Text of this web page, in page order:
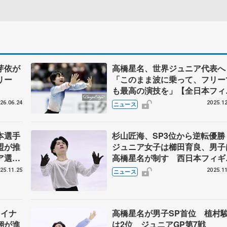
依が
ー
高橋星名、世界ジュニア代表へ
「このまま波に乗って、フリ
も最高の演技を」【全日本フ
ュア男子SP】
ニュース
選手
が推
選手
杉山匠海、SP3位から逆転優勝
ジュニア女子は櫛田育良、男
高橋星名が制す 西日本フィギ
ア最終日
ニュース
ナ
が進
高橋星名が男子SP首位 植村
は2位 ジュニアGP第7戦